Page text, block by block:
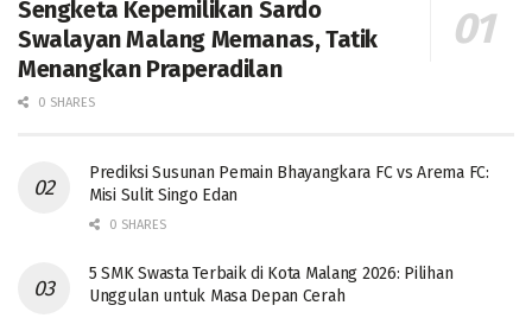
Sengketa Kepemilikan Sardo
Swalayan Malang Memanas, Tatik
Menangkan Praperadilan
0 SHARES
Prediksi Susunan Pemain Bhayangkara FC vs Arema FC:
Misi Sulit Singo Edan
0 SHARES
5 SMK Swasta Terbaik di Kota Malang 2026: Pilihan
Unggulan untuk Masa Depan Cerah